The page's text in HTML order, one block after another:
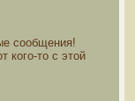
сообщения!
кого-то с этой